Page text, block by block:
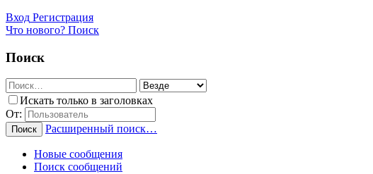
Вход Регистрация
Что нового? Поиск
Поиск
Искать только в заголовках
От:
Поиск Расширенный поиск…
Новые сообщения
Поиск сообщений